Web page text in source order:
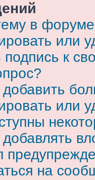
в
или
подпись к
или
на